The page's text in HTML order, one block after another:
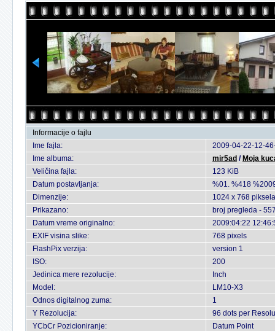
Informacije o fajlu
Ime fajla:
2009-04-22-12-
Ime albuma:
mir5ad / Moja
Veličina fajla:
123 KiB
Datum postavljanja:
%01. %418
Dimenzije:
1024 x 768 piksela
Prikazano:
broj pregleda -
Datum vreme originalno:
2009:04:22
EXIF visina slike:
768 pixels
FlashPix verzija:
version 1
ISO:
200
Jedinica mere rezolucije:
Inch
Model:
LM10-X3
Odnos digitalnog zuma:
1
Y Rezolucija:
96 dots per
YCbCr Pozicioniranje:
Datum Point